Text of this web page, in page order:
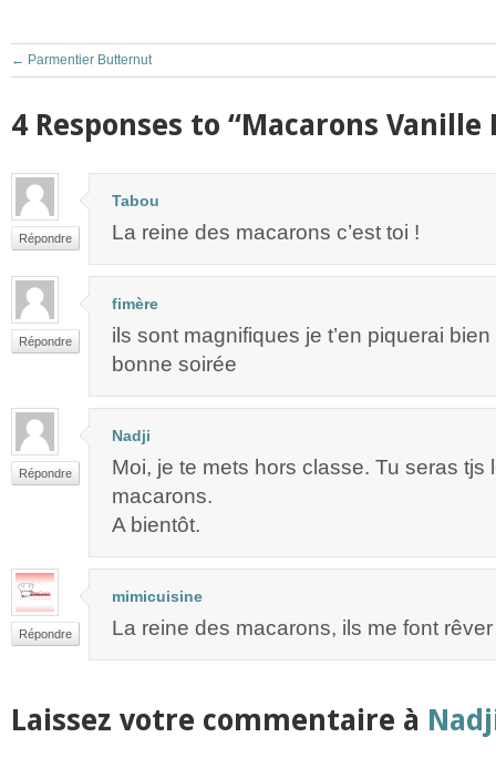
← Parmentier Butternut
4 Responses to “Macarons Vanille
Répondre
Tabou
La reine des macarons c’est toi !
Répondre
fimère
ils sont magnifiques je t’en piquerai
bonne soirée
Répondre
Nadji
Moi, je te mets hors classe. Tu seras tjs
macarons.
A bientôt.
Répondre
mimicuisine
La reine des macarons, ils me font rêver
Laissez votre commentaire à